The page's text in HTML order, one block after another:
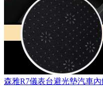
森雅R7儀表台避光墊汽車